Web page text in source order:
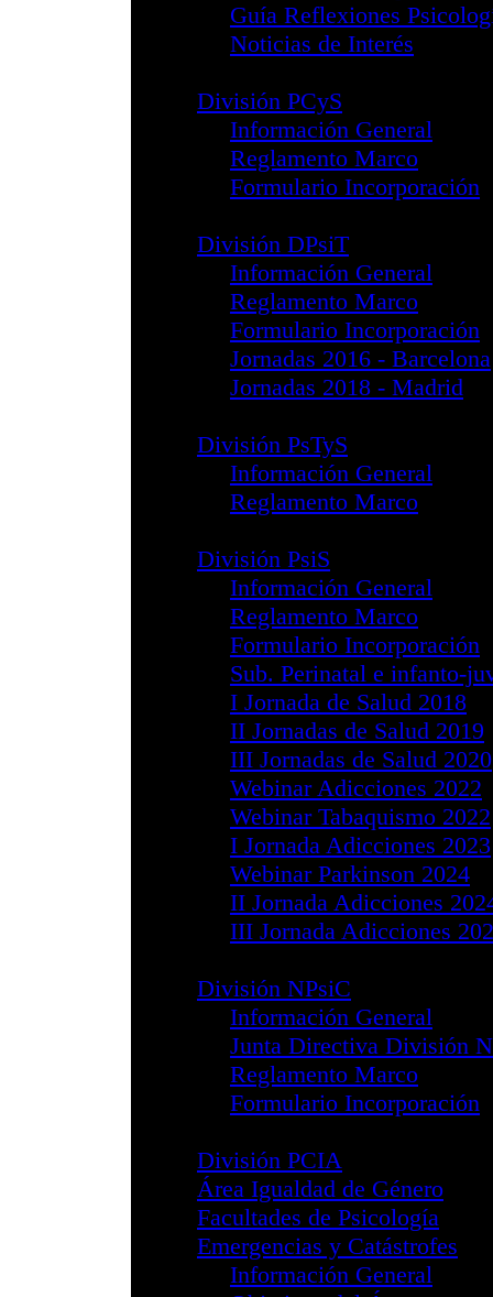
División PsiE
Información
Reglamento
Formulario
División PsiJur
Información
Reglamento
Formulario
Noticias
División PISoc
Información
Reglamento
Formulario
Guía
Noticias de
División PCyS
Información
Reglamento
Formulario
División DPsiT
Información
Reglamento
Formulario
Jornadas
Jornadas
División PsTyS
Información
Reglamento